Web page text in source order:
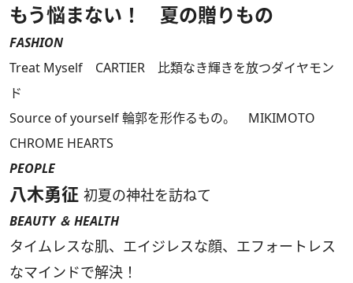
もう悩まない！ 夏の贈りもの
FASHION
Treat Myself CARTIER 比類なき輝きを放つダイヤモン
ド
Source of yourself 輪郭を形作るもの。 MIKIMOTO
CHROME HEARTS
PEOPLE
八木勇征 初夏の神社を訪ねて
BEAUTY ＆ HEALTH
タイムレスな肌、エイジレスな顔、エフォートレス
なマインドで解決！